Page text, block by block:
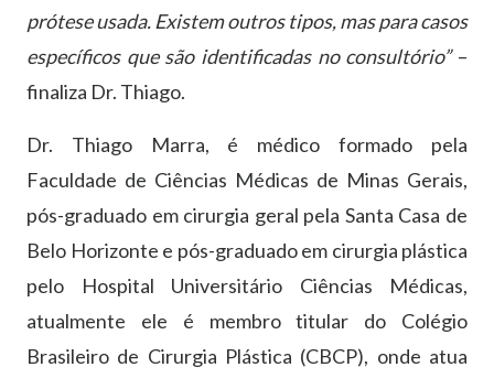
prótese usada. Existem outros tipos, mas para casos
específicos que são identificadas no consultório”–
finaliza Dr. Thiago.
Dr. Thiago Marra, é médico formado pela
Faculdade de Ciências Médicas de Minas Gerais,
pós-graduado em cirurgia geral pela Santa Casa de
Belo Horizonte e pós-graduado em cirurgia plástica
pelo Hospital Universitário Ciências Médicas,
atualmente ele é membro titular do Colégio
Brasileiro de Cirurgia Plástica (CBCP), onde atua